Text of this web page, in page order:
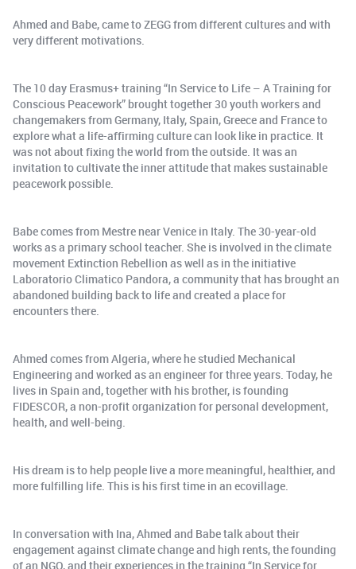
Ahmed and Babe, came to ZEGG from different cultures and with
very different motivations.
The 10 day Erasmus+ training “In Service to Life – A Training for
Conscious Peacework” brought together 30 youth workers and
changemakers from Germany, Italy, Spain, Greece and France to
explore what a life-affirming culture can look like in practice. It
was not about fixing the world from the outside. It was an
invitation to cultivate the inner attitude that makes sustainable
peacework possible.
Babe comes from Mestre near Venice in Italy. The 30-year-old
works as a primary school teacher. She is involved in the climate
movement Extinction Rebellion as well as in the initiative
Laboratorio Climatico Pandora, a community that has brought an
abandoned building back to life and created a place for
encounters there.
Ahmed comes from Algeria, where he studied Mechanical
Engineering and worked as an engineer for three years. Today, he
lives in Spain and, together with his brother, is founding
FIDESCOR, a non-profit organization for personal development,
health, and well-being.
His dream is to help people live a more meaningful, healthier, and
more fulfilling life. This is his first time in an ecovillage.
In conversation with Ina, Ahmed and Babe talk about their
engagement against climate change and high rents, the founding
of an NGO, and their experiences in the training “In Service for